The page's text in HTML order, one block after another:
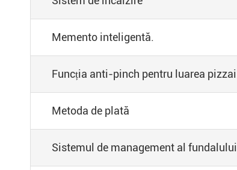
Memento inteligentă.
Funcția anti-pinch pentru luarea pizzai
Metoda de plată
Sistemul de management al fundalului